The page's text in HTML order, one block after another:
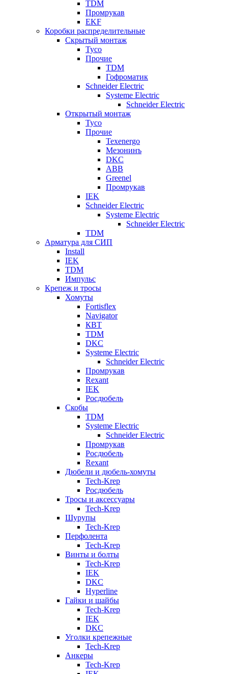
TDM
Промрукав
EKF
Коробки распределительные
Скрытый монтаж
Tyco
Прочие
TDM
Гофроматик
Schneider Electric
Systeme Electric
Schneider Electric
Открытый монтаж
Tyco
Прочие
Texenergo
Мезонинъ
DKC
ABB
Greenel
Промрукав
IEK
Schneider Electric
Systeme Electric
Schneider Electric
TDM
Арматура для СИП
Install
IEK
TDM
Импульс
Крепеж и тросы
Хомуты
Fortisflex
Navigator
КВТ
TDM
DKC
Systeme Electric
Schneider Electric
Промрукав
Rexant
IEK
Росдюбель
Скобы
TDM
Systeme Electric
Schneider Electric
Промрукав
Росдюбель
Rexant
Дюбели и дюбель-хомуты
Tech-Krep
Росдюбель
Тросы и аксессуары
Tech-Krep
Шурупы
Tech-Krep
Перфолента
Tech-Krep
Винты и болты
Tech-Krep
IEK
DKC
Hyperline
Гайки и шайбы
Tech-Krep
IEK
DKC
Уголки крепежные
Tech-Krep
Анкеры
Tech-Krep